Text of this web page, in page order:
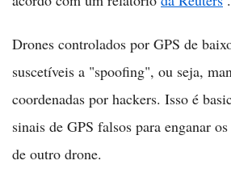
Drones controlados por GPS de
suscetíveis a "spoofing", ou seja,
coordenadas por hackers. Isso é
sinais de GPS falsos para enganar
de outro drone.